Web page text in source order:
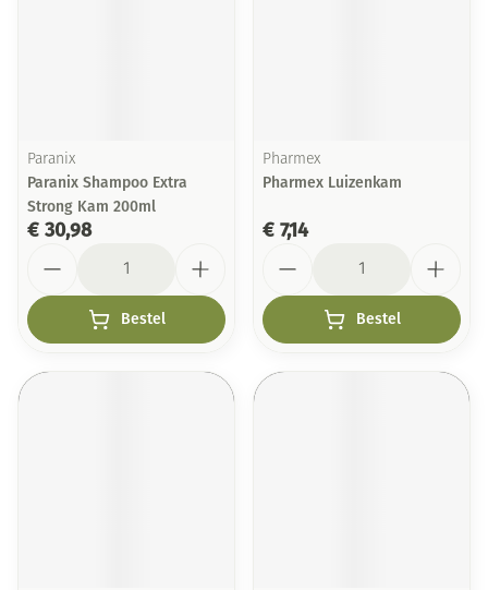
Paranix
Paranix Shampoo Extra
Strong Kam 200ml
€ 30,98
Bestel
Pharmex
Pharmex Luizenkam
€ 7,14
Bestel